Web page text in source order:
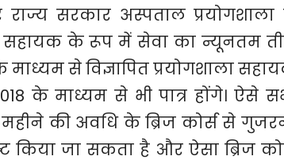
सरकार अस्पताल
सहायक के रूप में सेवा का न्यूनतम
से विज्ञापित प्रयोगशाला
के माध्यम से भी पात्र होंगे। ऐसे
की अवधि के ब्रिज कोर्स से
किया जा सकता है और ऐसा ब्रिज